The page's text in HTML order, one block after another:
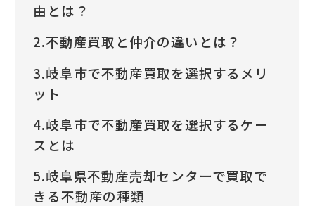
由とは？
2.不動産買取と仲介の違いとは？
3.岐阜市で不動産買取を選択するメリ
ット
4.岐阜市で不動産買取を選択するケー
スとは
5.岐阜県不動産売却センターで買取で
きる不動産の種類